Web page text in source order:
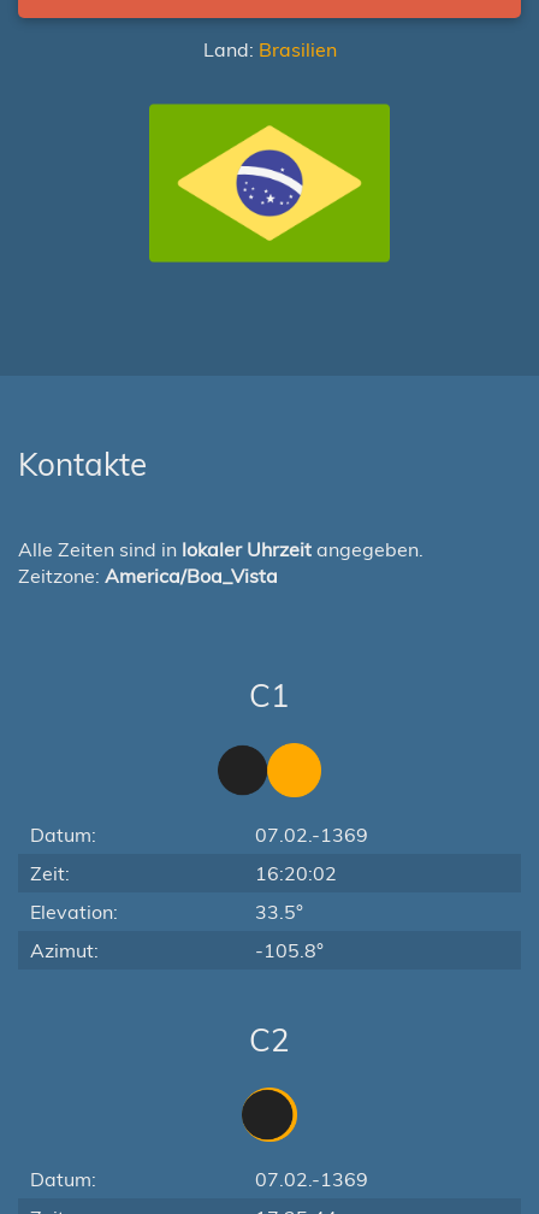
Land: Brasilien
Kontakte
Alle Zeiten sind in lokaler Uhrzeit angegeben.
Zeitzone: America/Boa_Vista
C1
Datum:
07.02.-1369
Zeit:
16:20:02
Elevation:
33.5°
Azimut:
-105.8°
C2
Datum:
07.02.-1369